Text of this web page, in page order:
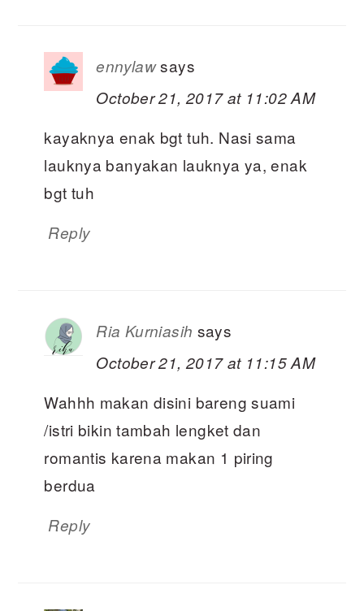
ennylaw says
October 21, 2017 at 11:02 AM
kayaknya enak bgt tuh. Nasi sama
lauknya banyakan lauknya ya, enak
bgt tuh
Reply
Ria Kurniasih says
October 21, 2017 at 11:15 AM
Wahhh makan disini bareng suami
/istri bikin tambah lengket dan
romantis karena makan 1 piring
berdua
Reply